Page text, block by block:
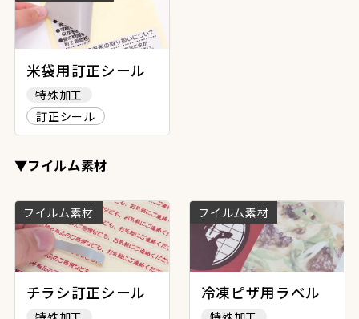
米袋用訂正シール
特殊加工
訂正シール
▼フイルム素材
フイルム素材
チラシ訂正シール
フイルム素材
冷凍ピザ用ラベル